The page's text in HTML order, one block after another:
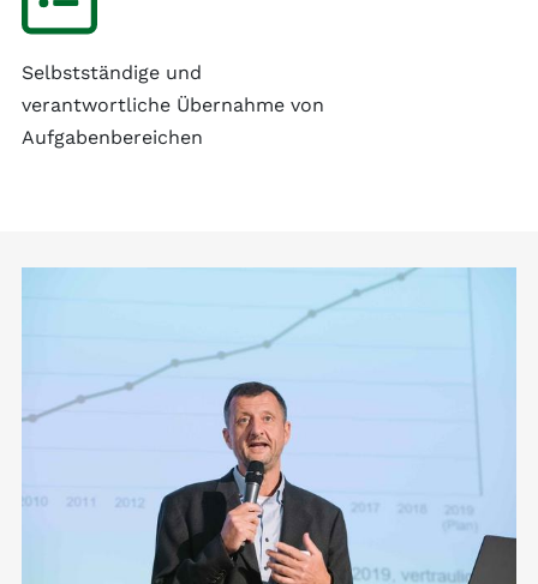
Selbstständige und
verantwortliche Übernahme von
Aufgabenbereichen